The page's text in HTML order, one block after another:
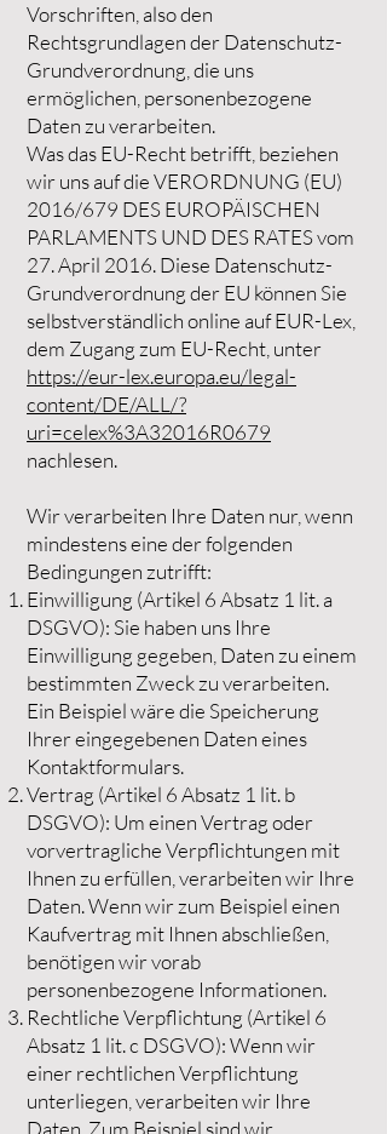
Vorschriften, also den
Rechtsgrundlagen der Datenschutz-
Grundverordnung, die uns
ermöglichen, personenbezogene
Daten zu verarbeiten.
Was das EU-Recht betrifft, beziehen
wir uns auf die VERORDNUNG (EU)
2016/679 DES EUROPÄISCHEN
PARLAMENTS UND DES RATES vom
27. April 2016. Diese Datenschutz-
Grundverordnung der EU können Sie
selbstverständlich online auf EUR-Lex,
dem Zugang zum EU-Recht, unter
https://eur-lex.europa.eu/legal-
content/DE/ALL/?
uri=celex%3A32016R0679
nachlesen.
Wir verarbeiten Ihre Daten nur, wenn
mindestens eine der folgenden
Bedingungen zutrifft:
Einwilligung (Artikel 6 Absatz 1 lit. a
DSGVO): Sie haben uns Ihre
Einwilligung gegeben, Daten zu einem
bestimmten Zweck zu verarbeiten.
Ein Beispiel wäre die Speicherung
Ihrer eingegebenen Daten eines
Kontaktformulars.
Vertrag (Artikel 6 Absatz 1 lit. b
DSGVO): Um einen Vertrag oder
vorvertragliche Verpflichtungen mit
Ihnen zu erfüllen, verarbeiten wir Ihre
Daten. Wenn wir zum Beispiel einen
Kaufvertrag mit Ihnen abschließen,
benötigen wir vorab
personenbezogene Informationen.
Rechtliche Verpflichtung (Artikel 6
Absatz 1 lit. c DSGVO): Wenn wir
einer rechtlichen Verpflichtung
unterliegen, verarbeiten wir Ihre
Daten. Zum Beispiel sind wir